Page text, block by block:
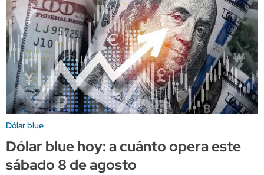
Dólar blue
Dólar blue hoy: a cuánto opera este
sábado 8 de agosto